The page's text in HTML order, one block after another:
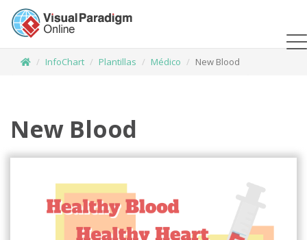
InfoChart Plantillas Médico New Blood
New Blood